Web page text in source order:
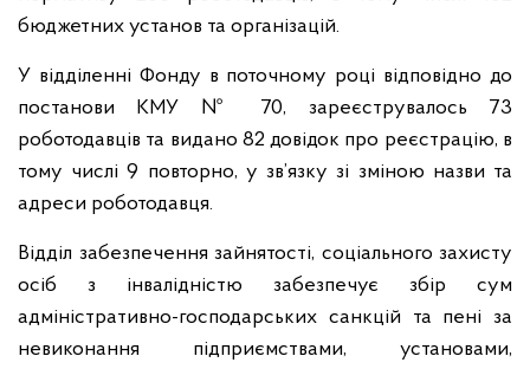
бюджетних установ та організацій.
У відділенні Фонду в поточному році відповідно до
постанови КМУ № 70, зареєструвалось 73
роботодавців та видано 82 довідок про реєстрацію, в
тому числі 9 повторно, у зв’язку зі зміною назви та
адреси роботодавця.
Відділ забезпечення зайнятості, соціального захисту
осіб з інвалідністю забезпечує збір сум
адміністративно-господарських санкцій та пені за
невиконання підприємствами, установами,